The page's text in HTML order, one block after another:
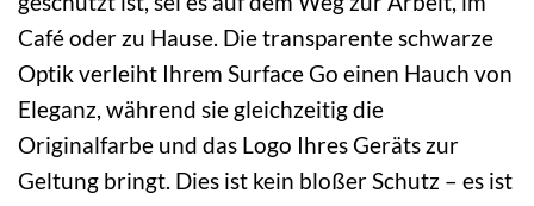
Café oder zu Hause. Die transparente schwarze
Optik verleiht Ihrem Surface Go einen Hauch von
Eleganz, während sie gleichzeitig die
Originalfarbe und das Logo Ihres Geräts zur
Geltung bringt. Dies ist kein bloßer Schutz – es ist